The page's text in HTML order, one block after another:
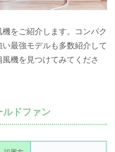
をご紹介します。コンパク
最強モデルも多数紹介して
機を見つけてみてくださ
ルドファン